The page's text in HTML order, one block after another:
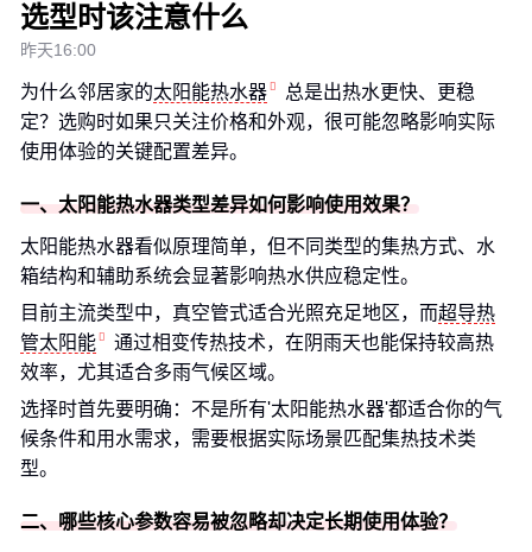
选型时该注意什么
昨天16:00
为什么邻居家的太阳能热水器
总是出热水更快、更稳
定？选购时如果只关注价格和外观，很可能忽略影响实际
使用体验的关键配置差异。
一、太阳能热水器类型差异如何影响使用效果？
太阳能热水器看似原理简单，但不同类型的集热方式、水
箱结构和辅助系统会显著影响热水供应稳定性。
目前主流类型中，真空管式适合光照充足地区，而超导热
管太阳能
通过相变传热技术，在阴雨天也能保持较高热
效率，尤其适合多雨气候区域。
选择时首先要明确：不是所有'太阳能热水器'都适合你的气
候条件和用水需求，需要根据实际场景匹配集热技术类
型。
二、哪些核心参数容易被忽略却决定长期使用体验？